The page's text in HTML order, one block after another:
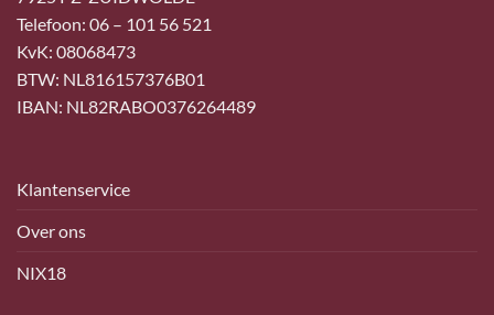
Telefoon: 06 – 101 56 521
KvK: 08068473
BTW: NL816157376B01
IBAN: NL82RABO0376264489
Klantenservice
Over ons
NIX18